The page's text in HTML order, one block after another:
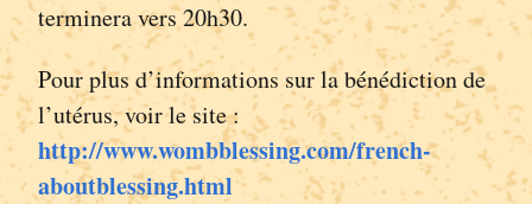
terminera vers 20h30.
Pour plus d’informations sur la bénédiction de
l’utérus, voir le site :
http://www.wombblessing.com/french-
aboutblessing.html